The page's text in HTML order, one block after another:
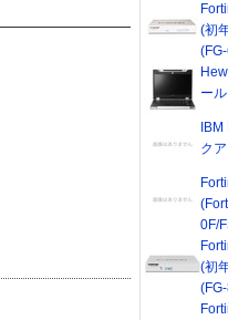
(初
ー
ク
0F/
(初